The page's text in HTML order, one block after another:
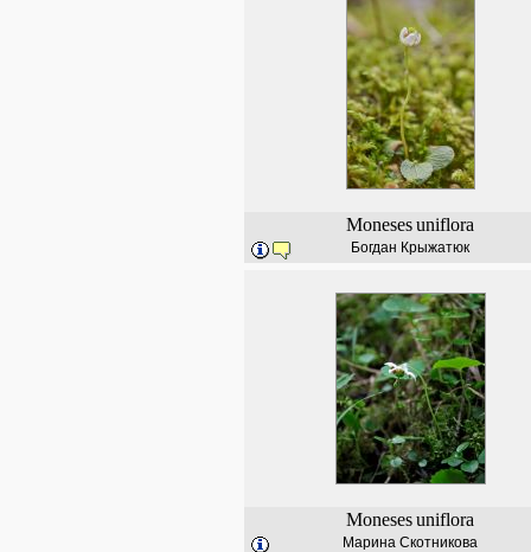
Monesesuniflora
Богдан Крыжатюк
Monesesuniflora
Марина Скотникова